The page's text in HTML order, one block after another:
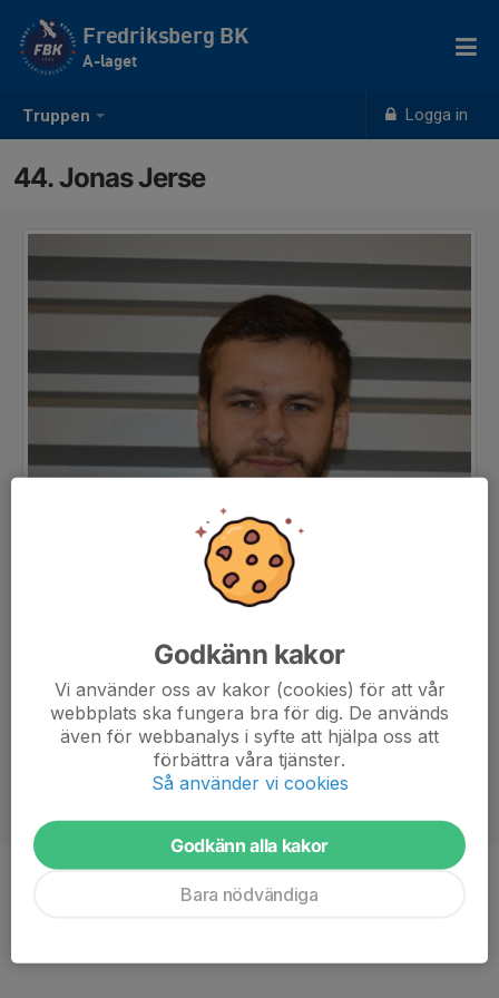
Truppen Logga in
Fredriksberg BK
A-laget
44. Jonas Jerse
Halv
Godkänn kakor
Vi använder oss av kakor (cookies) för att vår
webbplats ska fungera bra för dig. De används
även för webbanalys i syfte att hjälpa oss att
förbättra våra tjänster.
Så använder vi cookies
Godkänn alla kakor
Bara nödvändiga